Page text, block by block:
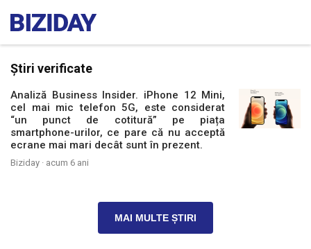
Știri verificate
Analiză Business Insider. iPhone 12 Mini,
cel mai mic telefon 5G, este considerat
“un punct de cotitură” pe piața
smartphone-urilor, ce pare că nu acceptă
ecrane mai mari decât sunt în prezent.
Biziday · acum 6 ani
MAI MULTE ȘTIRI